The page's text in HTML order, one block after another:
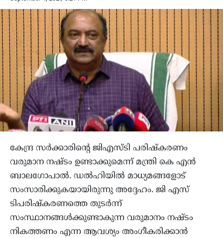
കേന്ദ്ര സർക്കാരിൻ്റെ ജിഎസ്ടി പരിഷ്കരണം
വരുമാന നഷ്ടം ഉണ്ടാക്കുമെന്ന് മന്ത്രി കെ എൻ
ബാലഗോപാൽ. ഡൽഹിയിൽ മാധ്യമങ്ങളോട്
സംസാരിക്കുകയായിരുന്നു അദ്ദേഹം. ജി എസ്
ടിപരിഷ്കരണത്തെ തുടർന്ന്
സംസ്ഥാനങ്ങൾക്കുണ്ടാകുന്ന വരുമാനം നഷ്ടം
നികത്തണം എന്ന ആവശ്യം അംഗീകരിക്കാൻ